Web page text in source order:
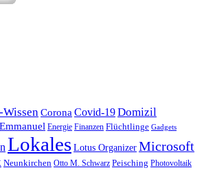
WissenCoronaCovid-19Domizil
Emmanuel Energie Finanzen Flüchtlinge Gadgets
Lokales Lotus Organizer Microsoft
Neunkirchen Otto M. Schwarz Peisching Photovoltaik